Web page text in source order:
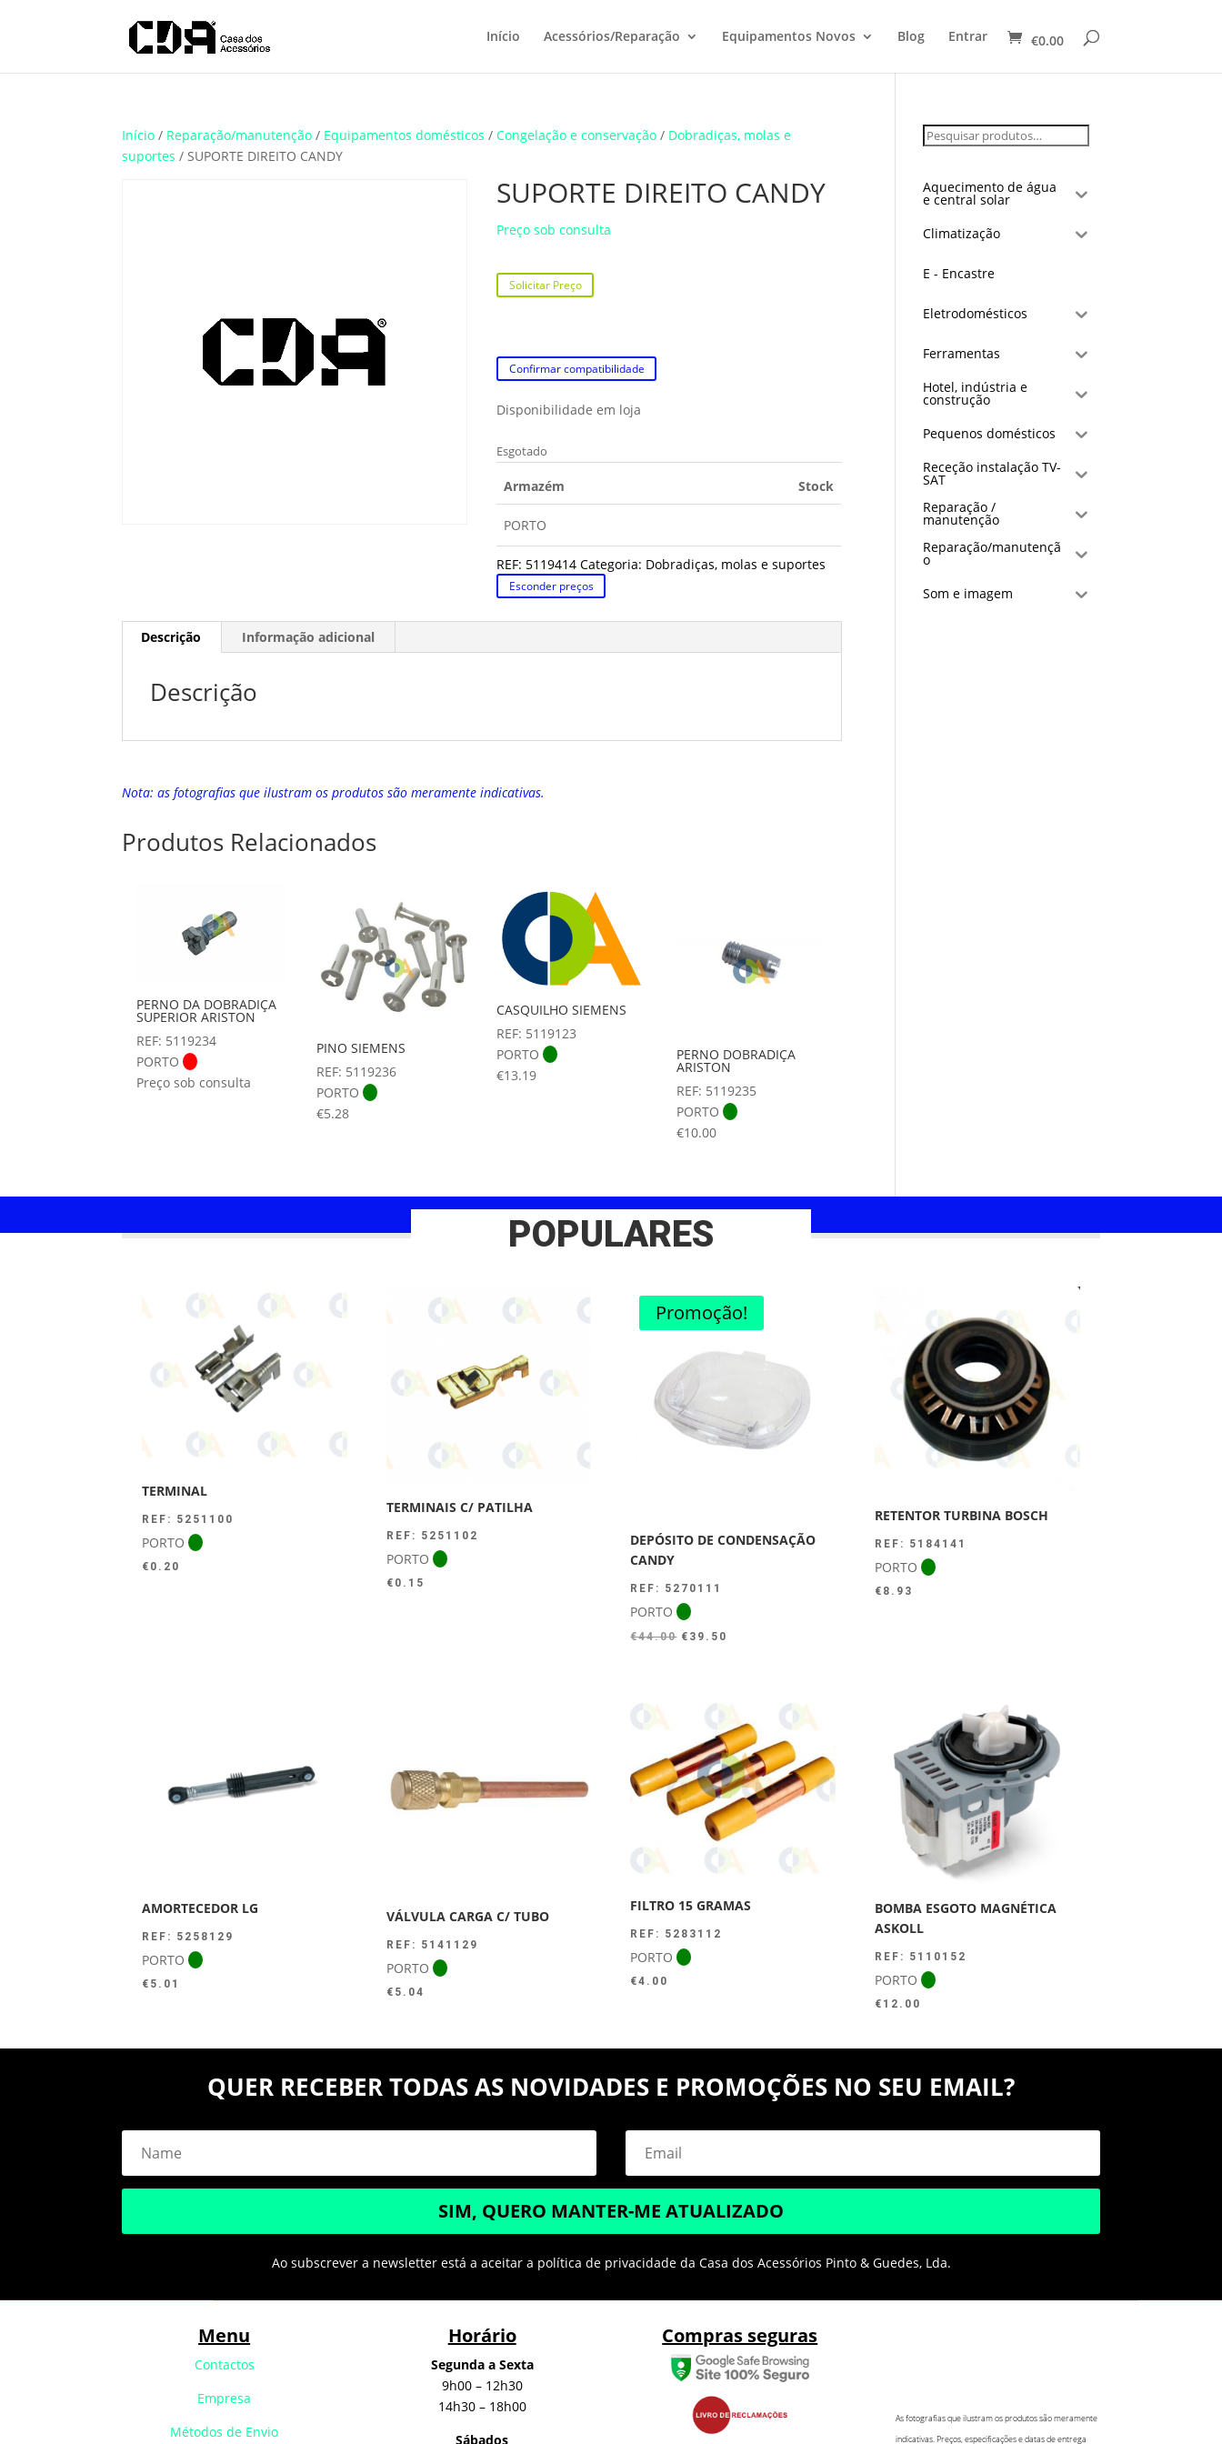
Translate
Início Acessórios/Reparação Equipamentos Novos Blog Entrar €0.00
Início / Reparação/manutenção / Equipamentos domésticos /Congelação e conservação / Dobradiças, molas e
suportes / SUPORTE DIREITO CANDY
SUPORTE DIREITO CANDY
Preço sob consulta
Solicitar Preço
Confirmar compatibilidade
Disponibilidade em loja
Esgotado
Armazém Stock
PORTO
REF: 5119414 Categoria: Dobradiças, molas e suportes
Esconder preços
Descrição Informação adicional
Descrição
Nota: as fotografias que ilustram os produtos são meramente indicativas.
Produtos Relacionados
PERNO DA DOBRADIÇA
SUPERIOR ARISTON
REF: 5119234
PORTO
Preço sob consulta
PINO SIEMENS
REF: 5119236
PORTO
€5.28
CASQUILHO SIEMENS
REF: 5119123
PORTO
€13.19
PERNO DOBRADIÇA
ARISTON
REF: 5119235
PORTO
€10.00
Aquecimento de água
e central solar
Climatização
E - Encastre
Eletrodomésticos
Ferramentas
Hotel, indústria e
construção
Pequenos domésticos
Receção instalação TV-
SAT
Reparação /
manutenção
Reparação/manutençã
o
Som e imagem
POPULARES
TERMINAL
REF: 5251100
PORTO
€ 0.20
TERMINAIS C/ PATILHA
REF: 5251102
PORTO
€ 0.15
Promoção!
DEPÓSITO DE CONDENSAÇÃO
CANDY
REF: 5270111
PORTO
€44.00 O
€44.00.
€ 39.50
€39.50.
RETENTOR TURBINA BOSCH
REF: 5184141
PORTO
€ 8.93
AMORTECEDOR LG
REF: 5258129
PORTO
€ 5.01
VÁLVULA CARGA C/ TUBO
REF: 5141129
PORTO
€ 5.04
FILTRO 15 GRAMAS
REF: 5283112
PORTO
€4.00
BOMBA ESGOTO MAGNÉTICA
ASKOLL
REF: 5110152
PORTO
€ 12.00
QUER RECEBER TODAS AS NOVIDADES E PROMOÇÕES NO SEU EMAIL?
SIM, QUERO MANTER-ME ATUALIZADO
Ao subscrever a newsletter está a aceitar a política de privacidade da Casa dos Acessórios Pinto & Guedes, Lda.
Menu
Contactos
Empresa
Métodos de Envio
Horário
Segunda a Sexta
9h00 – 12h30
14h30 – 18h00
Sábados
Compras seguras
As fotografias que ilustram os produtos são meramente
indicativas. Preços, especificações e datas de entrega